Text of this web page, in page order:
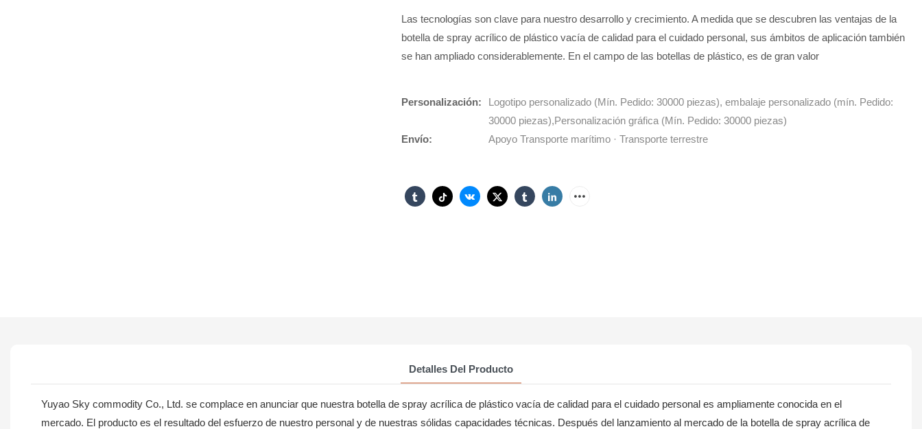
Las tecnologías son clave para nuestro desarrollo y crecimiento. A medida que se descubren las ventajas de la
botella de spray acrílico de plástico vacía de calidad para el cuidado personal, sus ámbitos de aplicación también
se han ampliado considerablemente. En el campo de las botellas de plástico, es de gran valor
Personalización:
Logotipo personalizado (Mín. Pedido: 30000 piezas), embalaje personalizado (mín. Pedido:
30000 piezas),Personalización gráfica (Mín. Pedido: 30000 piezas)
Envío:
Apoyo Transporte marítimo · Transporte terrestre
Detalles Del Producto
Yuyao Sky commodity Co., Ltd. se complace en anunciar que nuestra botella de spray acrílica de plástico vacía de calidad para el cuidado personal es ampliamente conocida en el
mercado. El producto es el resultado del esfuerzo de nuestro personal y de nuestras sólidas capacidades técnicas. Después del lanzamiento al mercado de la botella de spray acrílica de